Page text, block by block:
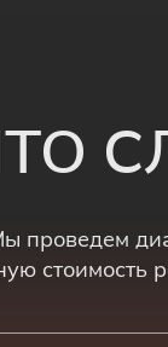
проведем
стоимость